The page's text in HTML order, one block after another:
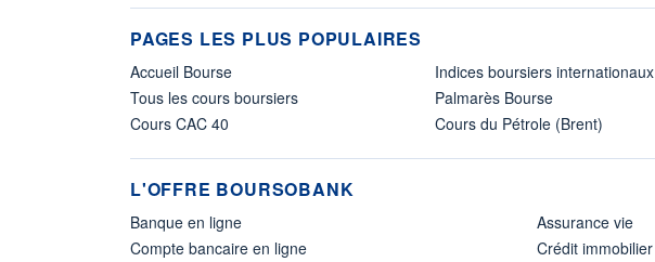
PAGES LES PLUS POPULAIRES
Accueil Bourse
Tous les cours boursiers
Cours CAC 40
Indices boursiers internationaux
Palmarès Bourse
Cours du Pétrole (Brent)
L'OFFRE BOURSOBANK
Banque en ligne
Compte bancaire en ligne
Assurance vie
Crédit immobilier